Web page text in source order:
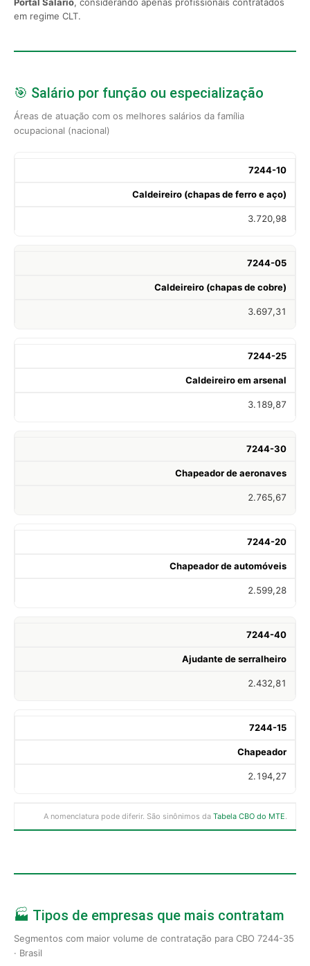
em regime CLT.
🎯 Salário por função ou especialização
Áreas de atuação com os melhores salários da família
ocupacional (nacional)
7244-10
Caldeireiro (chapas de ferro e aço)
3.720,98
7244-05
Caldeireiro (chapas de cobre)
3.697,31
7244-25
Caldeireiro em arsenal
3.189,87
7244-30
Chapeador de aeronaves
2.765,67
7244-20
Chapeador de automóveis
2.599,28
7244-40
Ajudante de serralheiro
2.432,81
7244-15
Chapeador
2.194,27
A nomenclatura pode diferir. São sinônimos da Tabela CBO do MTE.
🏭 Tipos de empresas que mais contratam
Segmentos com maior volume de contratação para CBO 7244-35
· Brasil